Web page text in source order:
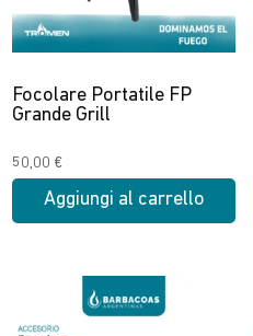
Focolare Portatile FP
Grande Grill
50,00 €
Aggiungi al carrello